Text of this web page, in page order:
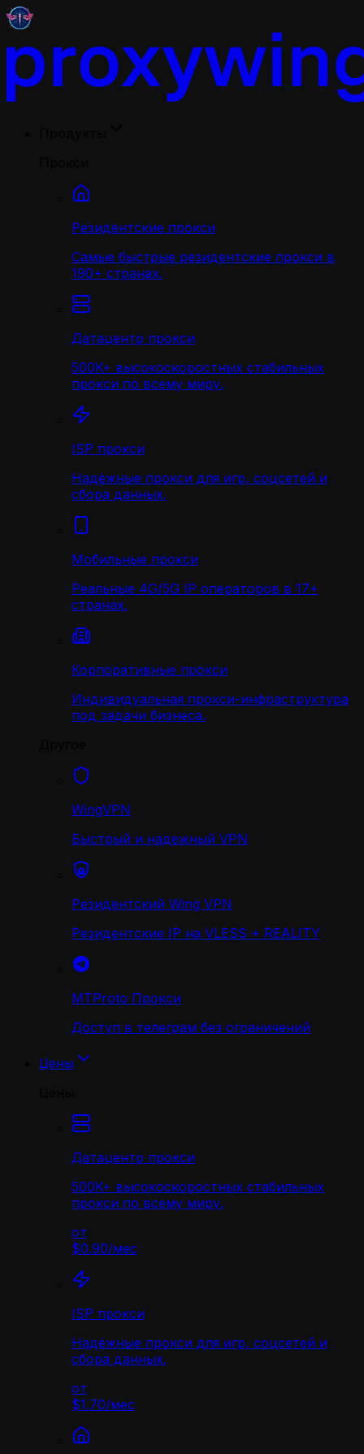
Резидентские прокси
Самые быстрые резидентские прокси в
190+ странах.
Датацентр прокси
500K+ высокоскоростных стабильных
прокси по всему миру.
ISP прокси
Надёжные прокси для игр, соцсетей и
сбора данных.
Мобильные прокси
Реальные 4G/5G IP операторов в 17+
странах.
Корпоративные прокси
Индивидуальная прокси-инфраструктура
под задачи бизнеса.
WingVPN
Быстрый и надежный VPN
Резидентский Wing VPN
Резидентские IP на VLESS + REALITY
MTProto Прокси
Доступ в телеграм без ограничений
Цены
Датацентр прокси
500K+ высокоскоростных стабильных
прокси по всему миру.
от
$0.90/мес
ISP прокси
Надёжные прокси для игр, соцсетей и
сбора данных.
от
$1.70/мес